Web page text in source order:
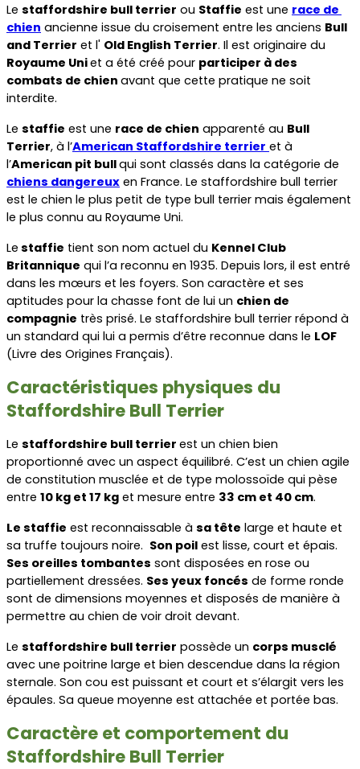
Le staffordshire bull terrier ou Staffie est une race de
chien ancienne issue du croisement entre les anciens Bull
and Terrier et l' Old English Terrier
Royaume Uni et a été créé pour participer à des
combats de chien avant que cette pratique ne soit
interdite.
Le staffie est une race de chien apparenté au Bull
Terrier, à l’American Staffordshire terrier et à
l’American pit bull
chiens dangereux en France. Le staffordshire bull terrier
est le chien le plus petit de type bull terrier mais également
le plus connu au Royaume Uni.
Le staffie tient son nom actuel du Kennel Club
Britannique qui l’a reconnu en 1935. Depuis lors, il est entré
dans les mœurs et les foyers. Son caractère et ses
aptitudes pour la chasse font de lui un chien de
compagnie très prisé. Le staffordshire bull terrier répond à
un standard qui lui a permis d’être reconnue dans le LOF
(Livre des Origines Français).
Caractéristiques physiques du
Staffordshire Bull Terrier
Le staffordshire bull terrier est un chien bien
proportionné avec un aspect équilibré. C’est un chien agile
de constitution musclée et de type molossoïde qui pèse
entre 10 kg et 17 kg et mesure entre 33 cm et 40 cm.
Le staffie est reconnaissable à sa tête large et haute et
sa truffe toujours noire. Son poil
Ses oreilles tombantes sont disposées en rose ou
partiellement dressées. Ses yeux foncés de forme ronde
sont de dimensions moyennes et disposés de manière à
permettre au chien de voir droit devant.
Le staffordshire bull terrier possède un
avec une poitrine large et bien descendue dans la région
sternale. Son cou est puissant et court et s’élargit vers les
épaules. Sa queue moyenne est attachée et portée bas.
Caractère et comportement du
Staffordshire Bull Terrier